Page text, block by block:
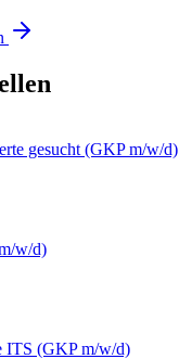
gesucht (GKP m/w/d)
w/d)
ITS (GKP m/w/d)